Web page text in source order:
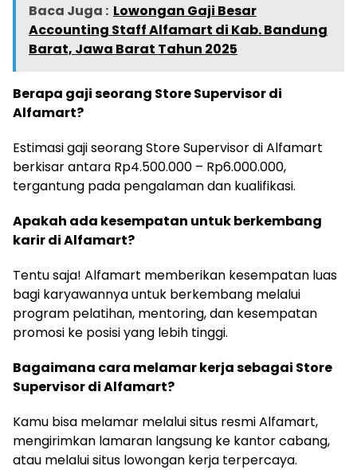
Baca Juga : Lowongan Gaji Besar
Accounting Staff Alfamart di Kab. Bandung
Barat, Jawa Barat Tahun 2025
Berapa gaji seorang Store Supervisor di
Alfamart?
Estimasi gaji seorang Store Supervisor di Alfamart
berkisar antara Rp4.500.000 – Rp6.000.000,
tergantung pada pengalaman dan kualifikasi.
Apakah ada kesempatan untuk berkembang
karir di Alfamart?
Tentu saja! Alfamart memberikan kesempatan luas
bagi karyawannya untuk berkembang melalui
program pelatihan, mentoring, dan kesempatan
promosi ke posisi yang lebih tinggi.
Bagaimana cara melamar kerja sebagai Store
Supervisor di Alfamart?
Kamu bisa melamar melalui situs resmi Alfamart,
mengirimkan lamaran langsung ke kantor cabang,
atau melalui situs lowongan kerja terpercaya.